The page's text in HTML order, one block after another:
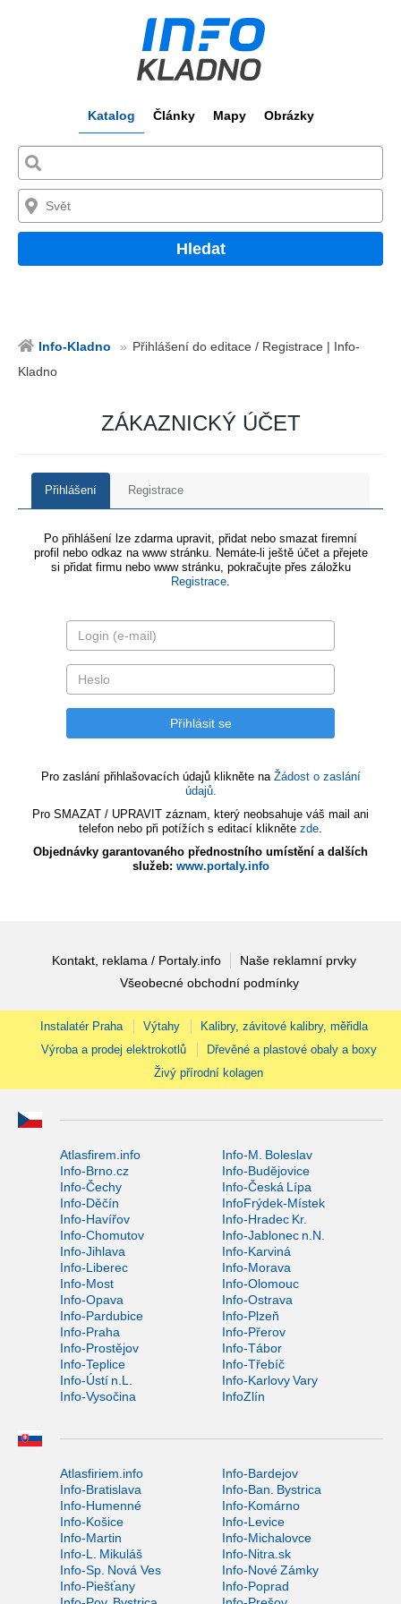
Katalog Články Mapy Obrázky
Hledat
Info-Kladno
Přihlášení do editace / Registrace | Info-
Kladno
ZÁKAZNICKÝ ÚČET
Přihlášení Registrace
Po přihlášení lze zdarma upravit, přidat nebo smazat firemní
profil nebo odkaz na www stránku. Nemáte-li ještě účet a přejete
si přidat firmu nebo www stránku, pokračujte přes záložku
Registrace.
Pro zaslání přihlašovacích údajů klikněte na Žádost o zaslání
údajů.
Pro SMAZAT / UPRAVIT záznam, který neobsahuje váš mail ani
telefon nebo při potížích s editací klikněte zde.
Objednávky garantovaného přednostního umístění a dalších
služeb: www.portaly.info
Kontakt, reklama / Portaly.info
Naše reklamní prvky
Všeobecné obchodní podmínky
Instalatér Praha Výtahy
Kalibry, závitové kalibry, měřidla
Výroba a prodej elektrokotlů
Dřevěné a plastové obaly a boxy
Živý přírodní kolagen
Atlasfirem.info
Info-M. Boleslav
Info-Brno.cz
Info-Budějovice
Info-Čechy
Info-Česká Lípa
Info-Děčín
InfoFrýdek-Místek
Info-Havířov
Info-Hradec Kr.
Info-Chomutov
Info-Jablonec n.N.
Info-Jihlava
Info-Karviná
Info-Liberec
Info-Morava
Info-Most
Info-Olomouc
Info-Opava
Info-Ostrava
Info-Pardubice
Info-Plzeň
Info-Praha
Info-Přerov
Info-Prostějov
Info-Tábor
Info-Teplice
Info-Třebíč
Info-Ústí n.L.
Info-Karlovy Vary
Info-Vysočina
InfoZlín
Atlasfiriem.info
Info-Bardejov
Info-Bratislava
Info-Ban. Bystrica
Info-Humenné
Info-Komárno
Info-Košice
Info-Levice
Info-Martin
Info-Michalovce
Info-L. Mikuláš
Info-Nitra.sk
Info-Sp. Nová Ves
Info-Nové Zámky
Info-Piešťany
Info-Poprad